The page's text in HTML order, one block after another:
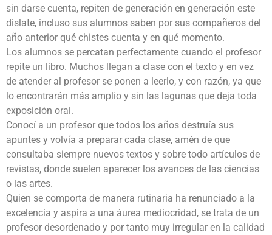
sin darse cuenta, repiten de generación en generación este
dislate, incluso sus alumnos saben por sus compañeros del
año anterior qué chistes cuenta y en qué momento.
Los alumnos se percatan perfectamente cuando el profesor
repite un libro. Muchos llegan a clase con el texto y en vez
de atender al profesor se ponen a leerlo, y con razón, ya que
lo encontrarán más amplio y sin las lagunas que deja toda
exposición oral.
Conocí a un profesor que todos los años destruía sus
apuntes y volvía a preparar cada clase, amén de que
consultaba siempre nuevos textos y sobre todo artículos de
revistas, donde suelen aparecer los avances de las ciencias
o las artes.
Quien se comporta de manera rutinaria ha renunciado a la
excelencia y aspira a una áurea mediocridad, se trata de un
profesor desordenado y por tanto muy irregular en la calidad